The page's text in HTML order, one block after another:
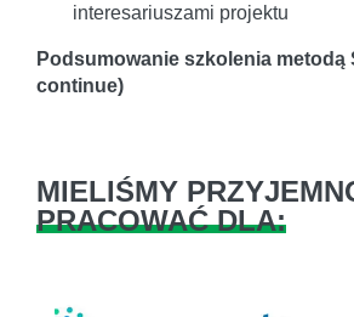
interesariuszami projektu
Podsumowanie szkolenia metodą
continue)
MIELIŚMY
PRACOWAĆ DLA: